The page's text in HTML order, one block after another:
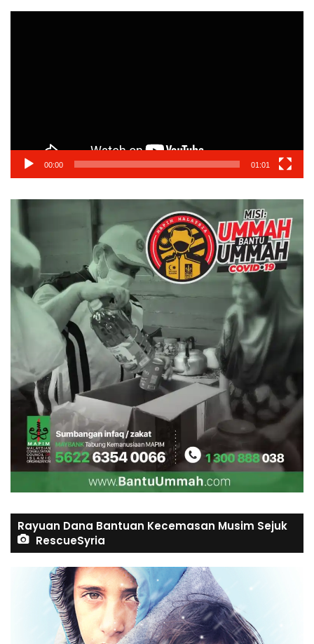
00:00 01:01
Rayuan Dana Bantuan Kecemasan Musim Sejuk
RescueSyria